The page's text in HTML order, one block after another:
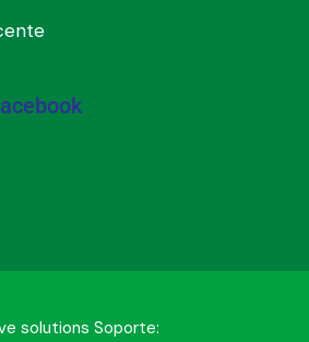
solutions Soporte: